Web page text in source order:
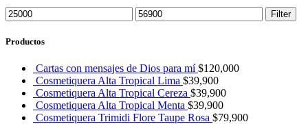
Filter
Productos
Cartas con mensajes de Dios para mí$120,000
Cosmetiquera Alta Tropical Lima $39,900
Cosmetiquera Alta Tropical Cereza $39,900
Cosmetiquera Alta Tropical Menta $39,900
Cosmetiquera Trimidi Flore Taupe Rosa $79,900